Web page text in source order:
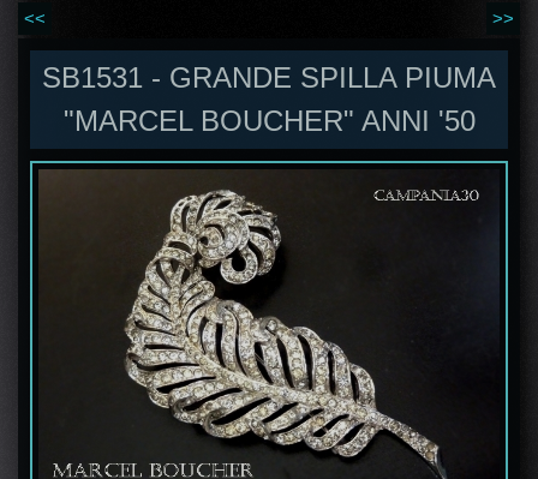
<< >>
SB1531 - GRANDE SPILLA PIUMA
"MARCEL BOUCHER" ANNI '50